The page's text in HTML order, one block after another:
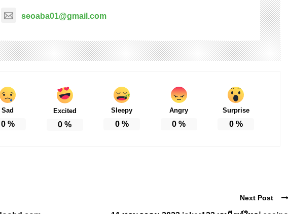
seoaba01@gmail.com
Sad
0%
Excited
0 %
Sleepy
0%
Angry
0 %
Surprise
0%
Next Post